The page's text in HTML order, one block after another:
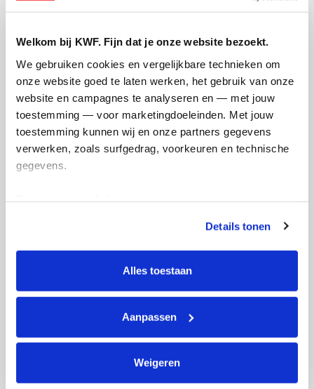
Welkom bij KWF. Fijn dat je onze website bezoekt.
We gebruiken cookies en vergelijkbare technieken om
onze website goed te laten werken, het gebruik van onze
website en campagnes te analyseren en — met jouw
toestemming — voor marketingdoeleinden. Met jouw
toestemming kunnen wij en onze partners gegevens
verwerken, zoals surfgedrag, voorkeuren en technische
gegevens.
tonen. Je kunt je toestemming op elk moment wijzigen of
intrekken via Cookie instellingen onderaan de pagina. De
lijst met cookies is te vinden in het tabblad “details”.
Details tonen
Alles toestaan
Aanpassen
Weigeren
Streefbedrag
Doneer
Updates
verjaardag! Wij hoeven geen kado, maar
als je toch iets wil geven dan graag een
donatie voor het KWF. Tot snel! Pascal en